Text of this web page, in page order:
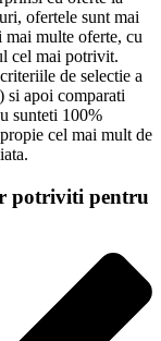
ofertele sunt mai
mai multe oferte, cu
cel mai potrivit.
de selectie a
si apoi comparati
sunteti 100%
cel mai mult de
potriviti pentru